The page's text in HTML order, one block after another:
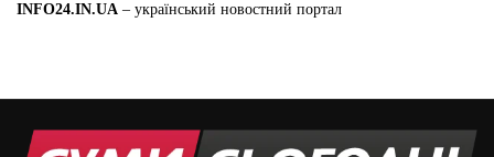
INFO24.IN.UA – український новостний портал